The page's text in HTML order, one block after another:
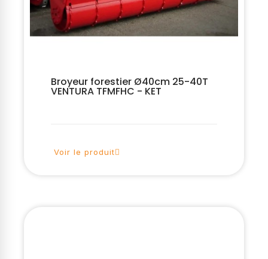
Broyeur forestier Ø40cm 25-40T
VENTURA TFMFHC - KET
Voir le produit